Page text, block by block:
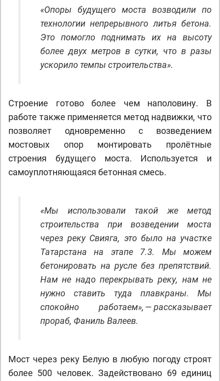
«Опоры будущего моста возводили по
технологии непрерывного литья бетона.
Это помогло поднимать их на высоту
более двух метров в сутки, что в разы
ускорило темпы строительства».
Строение готово более чем наполовину. В
работе также применяется метод надвижки, что
позволяет одновременно с возведением
мостовых опор монтировать пролётные
строения будущего моста. Используется и
самоуплотняющаяся бетонная смесь.
«Мы использовали такой же метод
строительства при возведении моста
через реку Свияга, это было на участке
Татарстана на этапе 7.3. Мы можем
бетонировать на русле без препятствий.
Нам не надо перекрывать реку, нам не
нужно ставить туда плавкраны. Мы
спокойно работаем», — рассказывает
прораб, Фаниль Валеев.
Мост через реку Белую в любую погоду строят
более 500 человек. Задействовано 69 единиц